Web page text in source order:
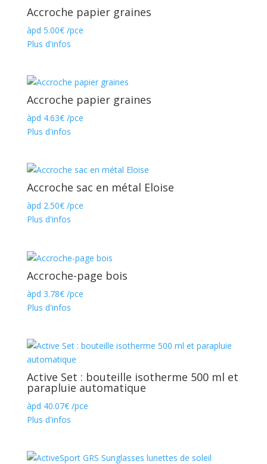
Accroche papier graines
àpd 5.00€/pce
Plus d'infos
Accroche papier graines
àpd 4.63€/pce
Plus d'infos
Accroche sac en métal Eloise
àpd 2.50€/pce
Plus d'infos
Accroche-page bois
àpd 3.78€/pce
Plus d'infos
Active Set : bouteille isotherme 500 ml et
parapluie automatique
àpd 40.07€/pce
Plus d'infos